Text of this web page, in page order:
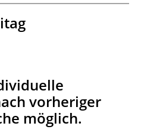
vorheriger
möglich.